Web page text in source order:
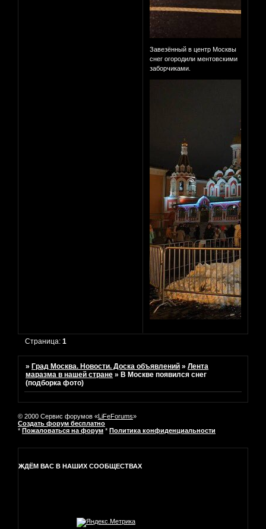
Завезённый в центр Москвы
снег огородили ментовскими
заборчиками.
Страница:1
»Град Москва. Новости. Доска объявлений »Лента
маразма в нашей стране »В Москве появился снег
(подборка фото)
© 2000 Сервис форумов «LiFeForums»
Создать форум бесплатно
* Пожаловаться на форум * Политика конфиденциальности
ЖДЁМ ВАС В НАШИХ СООБЩЕСТВАХ